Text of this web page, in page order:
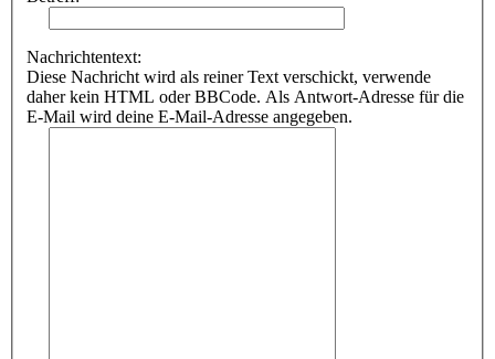
Nachrichtentext:
Diese Nachricht wird als reiner Text verschickt, verwende
daher kein HTML oder BBCode. Als Antwort-Adresse für die
E-Mail wird deine E-Mail-Adresse angegeben.